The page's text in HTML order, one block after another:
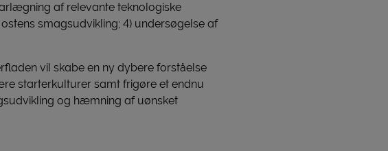
af relevante teknologiske
smagsudvikling; 4) undersøgelse af
vil skabe en ny dybere forståelse
starterkulturer samt frigøre et endnu
og hæmning af uønsket